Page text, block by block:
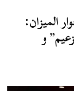
الميزان:
و